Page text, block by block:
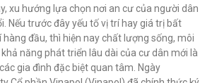
xu hướng lựa chọn nơi an cư của người dân
Nếu trước đây yếu tố vị trí hay giá trị bất
hàng đầu, thì hiện nay chất lượng sống, môi
năng phát triển lâu dài của cư dân mới là
gia đình đặc biệt quan tâm. Ngày